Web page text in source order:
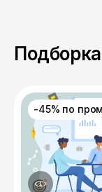
-45% по